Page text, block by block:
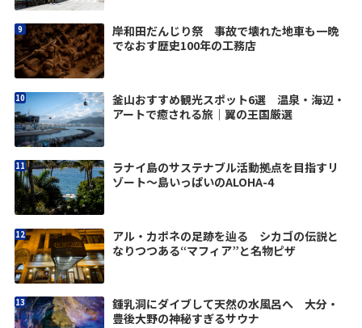
岸和田だんじり祭 事故で壊れた地車も一晩
でなおす歴史100年の工務店
釜山おすすめ観光スポット6選 温泉・海辺・
アートで癒される旅｜翼の王国厳選
ラナイ島のサステナブル活動拠点を目指すリ
ゾート〜島いっぱいのALOHA-4
アル・カポネの足跡を辿る シカゴの伝説と
なりつつある“マフィア”と名物ピザ
鍾乳洞にダイブして天然の水風呂へ 大分・
豊後大野の神秘すぎるサウナ